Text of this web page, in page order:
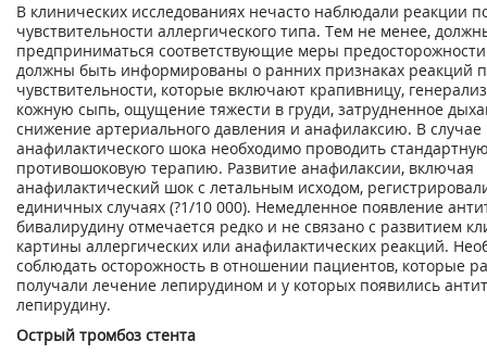
В клинических исследованиях нечасто наблюдали реакции
чувствительности аллергического типа. Тем не менее,
предприниматься соответствующие меры
должны быть информированы о ранних признаках реакций
чувствительности, которые включают крапивницу,
кожную сыпь, ощущение тяжести в груди, затрудненное
снижение артериального давления и анафилаксию. В случае
анафилактического шока необходимо проводить
противошоковую терапию. Развитие анафилаксии, включая
анафилактический шок с летальным исходом,
единичных случаях (?1/10 000). Немедленное появление
бивалирудину отмечается редко и не связано с развитием
картины аллергических или анафилактических реакций.
соблюдать осторожность в отношении пациентов, которые
получали лечение лепирудином и у которых появились
лепирудину.
Острый тромбоз стента